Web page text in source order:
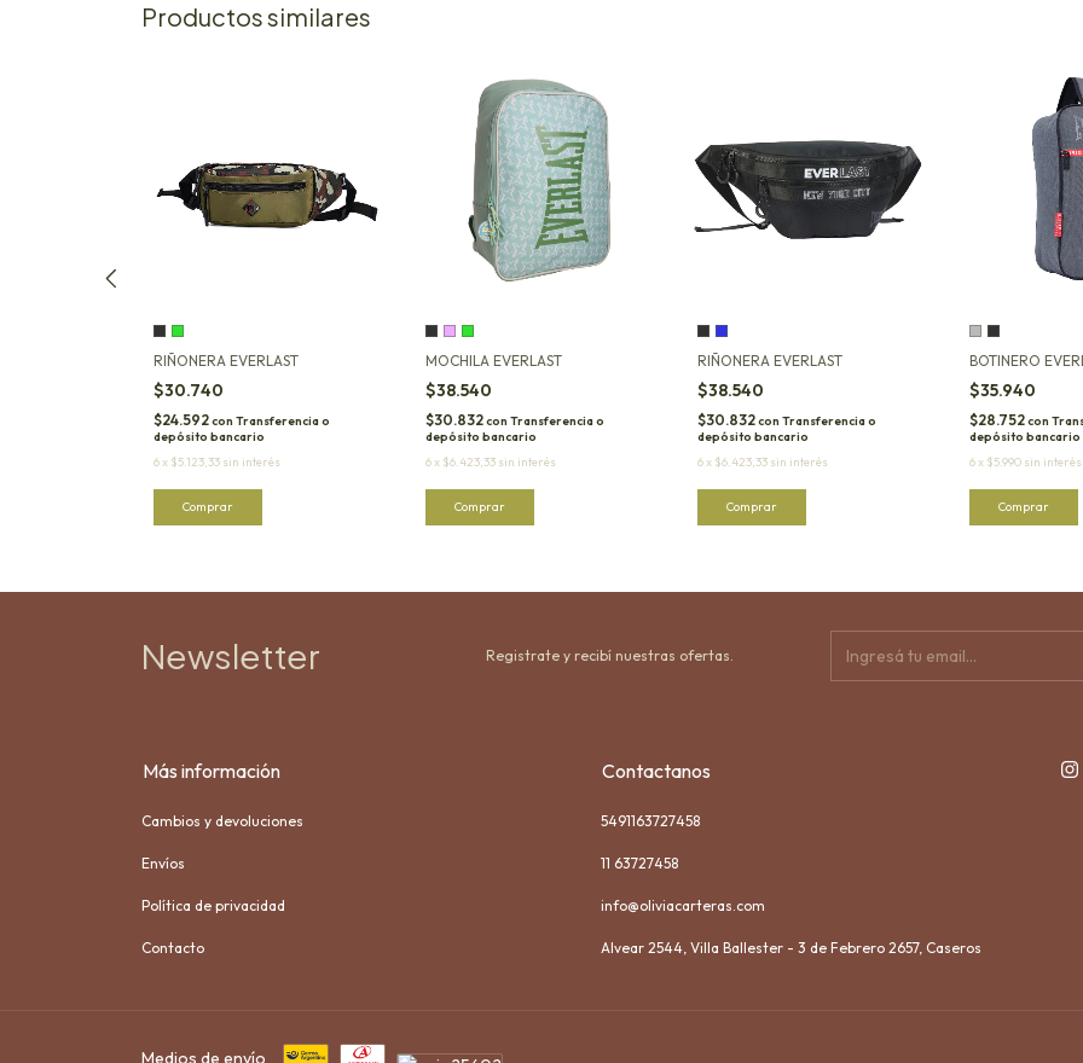
Productos similares
RIÑONERA EVERLAST
$30.740
$24.592con Transferencia o
depósito bancario
6x $5.123,33 sin interés
Comprar
MOCHILA EVERLAST
$38.540
$30.832con Transferencia o
depósito bancario
6x $6.423,33 sin interés
Comprar
RIÑONERA EVERLAST
$38.540
$30.832con Transferencia o
depósito bancario
6x $6.423,33 sin interés
Comprar
BOTINERO
$35.940
$28.752con
depósito bancario
6x $5.990 sin interés
Comprar
Newsletter Registrate y recibí nuestras ofertas.
Más información
Cambios y devoluciones
Envíos
Política de privacidad
Contacto
Contactanos
5491163727458
11 63727458
info@oliviacarteras.com
Alvear 2544, Villa Ballester - 3 de Febrero 2657, Caseros
Medios de envío